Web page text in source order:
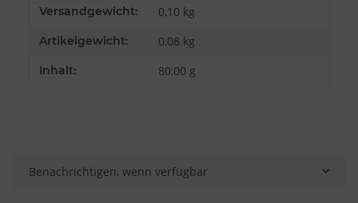
Produkteigenschaft
Wert
Versandgewicht: 0,10 kg
Artikelgewicht: 0,08 kg
Inhalt: 80,00 g
Benachrichtigen, wenn verfügbar
Messung der Performance von Inhalten
Analyse von Zielgruppen durch Statistiken oder Kombinationen von
Entwicklung und Verbesserung der Angebote